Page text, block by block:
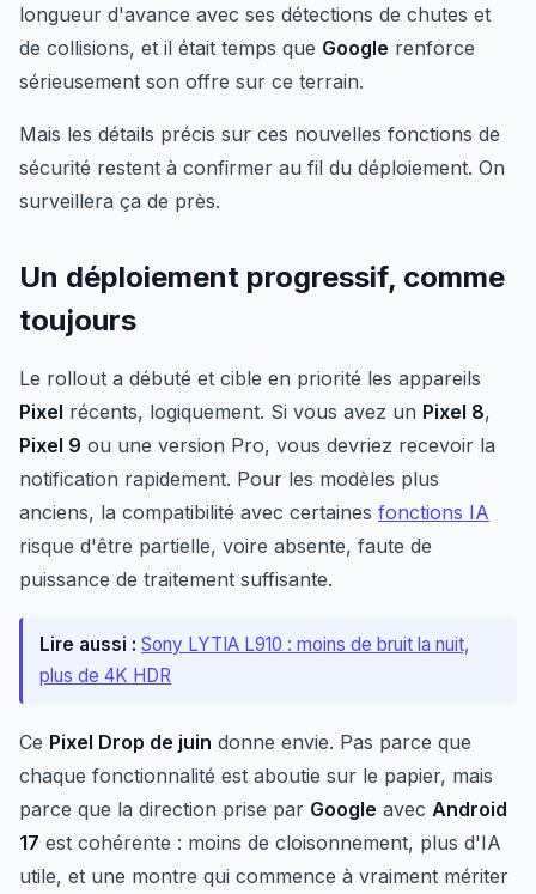
longueur d'avance avec ses détections de chutes et
de collisions, et il était temps que Google renforce
sérieusement son offre sur ce terrain.
Mais les détails précis sur ces nouvelles fonctions de
sécurité restent à confirmer au fil du déploiement. On
surveillera ça de près.
Un déploiement progressif, comme
toujours
Le rollout a débuté et cible en priorité les appareils
Pixel récents, logiquement. Si vous avez un Pixel 8,
Pixel 9 ou une version Pro, vous devriez recevoir la
notification rapidement. Pour les modèles plus
anciens, la compatibilité avec certaines fonctions IA
risque d'être partielle, voire absente, faute de
puissance de traitement suffisante.
Lire aussi : Sony LYTIA L910 : moins de bruit la nuit,
plus de 4K HDR
Ce Pixel Drop de juin donne envie. Pas parce que
chaque fonctionnalité est aboutie sur le papier, mais
parce que la direction prise par Google avec Android
17 est cohérente : moins de cloisonnement, plus d'IA
utile, et une montre qui commence à vraiment mériter